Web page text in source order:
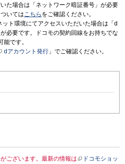
た場合は「ネットワーク暗証番号」が必要
いてはこちら をご確認ください。
ト環境にてアクセスいただいた場合は「d
必要です。ドコモの契約回線をお持ちでな
です。
dアカウント発行 」でご確認ください。
ございます。最新の情報は
ドコモショッ